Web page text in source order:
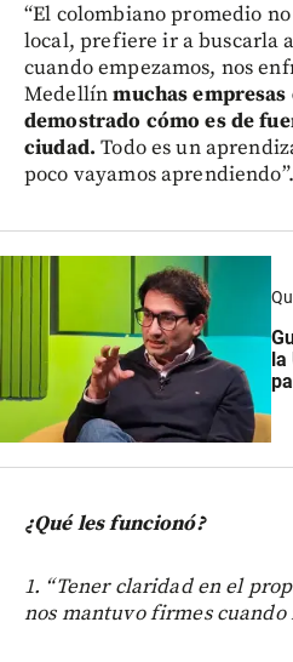
“El colombiano promedio
local, prefiere ir a buscarla
cuando empezamos, nos
Medellínmuchas
demostrado cómo es de
ciudad.Todo es un
poco vayamos aprendiendo”.
¿Qué les funcionó?
1. “Tener claridad en el
nos mantuvo firmes cuando